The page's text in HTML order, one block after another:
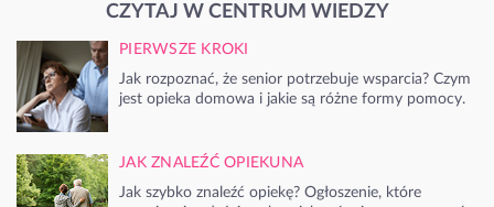
CZYTAJ W CENTRUM WIEDZY
PIERWSZE KROKI
Jak rozpoznać, że senior potrzebuje wsparcia? Czym
jest opieka domowa i jakie są różne formy pomocy.
JAK ZNALEŹĆ OPIEKUNA
Jak szybko znaleźć opiekę? Ogłoszenie, które